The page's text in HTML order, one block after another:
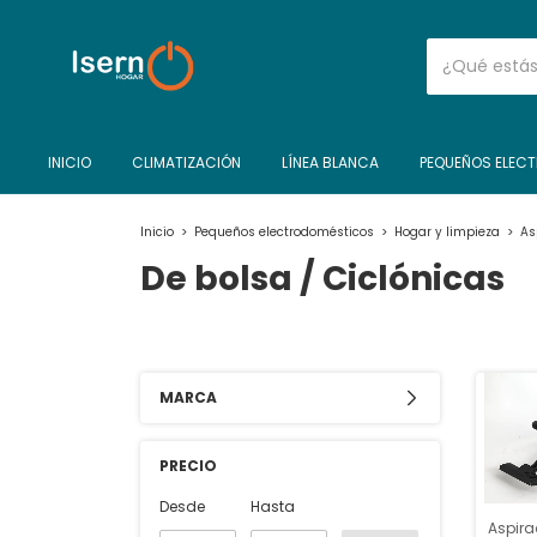
INICIO CLIMATIZACIÓN LÍNEA BLANCA PEQUEÑOS
Inicio > Pequeños electrodomésticos > Hogar y limpieza >
De bolsa / Ciclónicas
MARCA
PRECIO
Desde
Hasta